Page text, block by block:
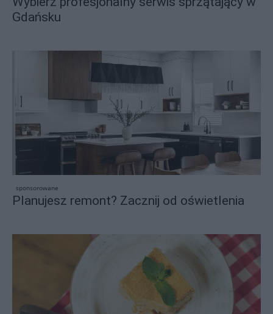
Gdańsku
sponsorowane
Planujesz remont? Zacznij od oświetlenia